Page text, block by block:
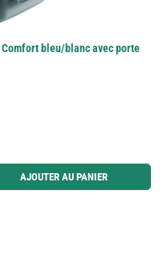
bleu/blanc avec porte
utilisez les boutons pour augmenter ou
AJOUTER AU PANIER